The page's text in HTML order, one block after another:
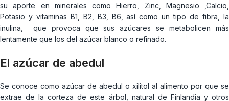
su aporte en minerales como Hierro, Zinc, Magnesio ,Calcio,
Potasio y vitaminas B1, B2, B3, B6, así como un tipo de fibra, la
inulina, que provoca que sus azúcares se metabolicen más
lentamente que los del azúcar blanco o refinado.
El azúcar de abedul
Se conoce como azúcar de abedul o xilitol al alimento por que se
extrae de la corteza de este árbol, natural de Finlandia y otros